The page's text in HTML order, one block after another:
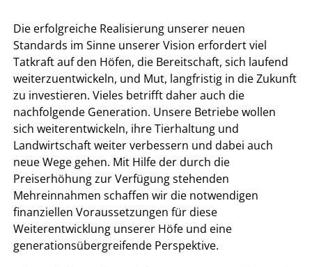
Die erfolgreiche Realisierung unserer neuen
Standards im Sinne unserer Vision erfordert viel
Tatkraft auf den Höfen, die Bereitschaft, sich laufend
weiterzuentwickeln, und Mut, langfristig in die Zukunft
zu investieren. Vieles betrifft daher auch die
nachfolgende Generation. Unsere Betriebe wollen
sich weiterentwickeln, ihre Tierhaltung und
Landwirtschaft weiter verbessern und dabei auch
neue Wege gehen. Mit Hilfe der durch die
Preiserhöhung zur Verfügung stehenden
Mehreinnahmen schaffen wir die notwendigen
finanziellen Voraussetzungen für diese
Weiterentwicklung unserer Höfe und eine
generationsübergreifende Perspektive.